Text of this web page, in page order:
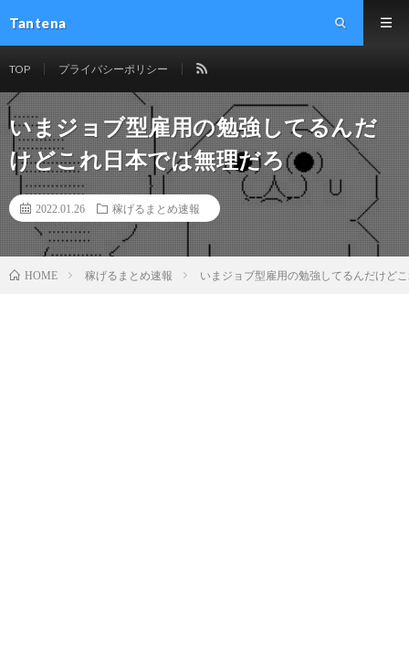
Tantena
TOP プライバシーポリシー
いまジョブ型雇用の勉強してるんだ
けどこれ日本では無理だろ
2022.01.26 稼げるまとめ速報
HOME 稼げるまとめ速報 いまジョブ型雇用の勉強してるんだけど